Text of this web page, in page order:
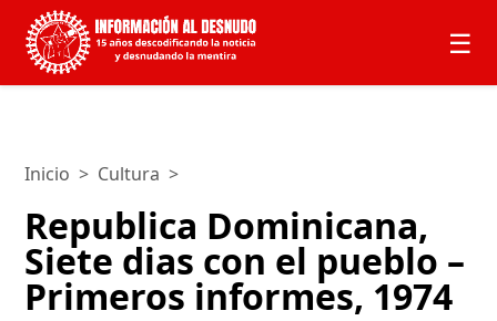
☰
Inicio > Cultura >
Republica Dominicana,
Siete dias con el pueblo –
Primeros informes, 1974